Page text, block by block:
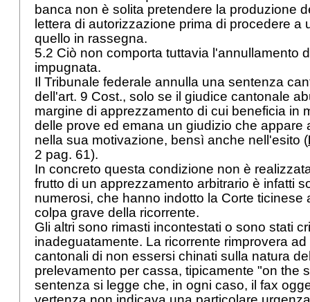
banca non è solita pretendere la produzione
lettera di autorizzazione prima di procedere a
quello in rassegna.
5.2 Ciò non comporta tuttavia l'annullamento
impugnata.
Il Tribunale federale annulla una sentenza
dell'art. 9 Cost., solo se il giudice cantonale
margine di apprezzamento di cui beneficia in
delle prove ed emana un giudizio che appare
nella sua motivazione, bensì anche nell'esito (
2 pag. 61).
In concreto questa condizione non è
frutto di un apprezzamento arbitrario è infatti
numerosi, che hanno indotto la Corte ticinese
colpa grave della ricorrente.
Gli altri sono rimasti incontestati o sono stati
inadeguatamente. La ricorrente rimprovera
cantonali di non essersi chinati sulla natura
prelevamento per cassa, tipicamente "on the
sentenza si legge che, in ogni caso, il fax